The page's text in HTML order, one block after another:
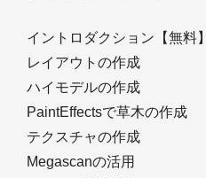
イントロダクション【無料】
レイアウトの作成
ハイモデルの作成
PaintEffectsで草木の作成
テクスチャの作成
Megascanの活用